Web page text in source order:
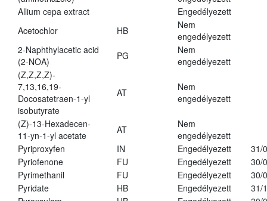
Allium cepa extract
Engedélyezett
Acetochlor
HB
Nem
engedélyezett
2-Naphthylacetic acid
(2-NOA)
PG
Nem
engedélyezett
(Z,Z,Z,Z)-
7,13,16,19-
Docosatetraen-1-yl
isobutyrate
AT
Nem
engedélyezett
(Z)-13-Hexadecen-
11-yn-1-yl acetate
AT
Nem
engedélyezett
Pyriproxyfen
IN Engedélyezett
31/
Pyriofenone
FU Engedélyezett
30/
Pyrimethanil
FU Engedélyezett
30/
Pyridate
HB Engedélyezett
31/